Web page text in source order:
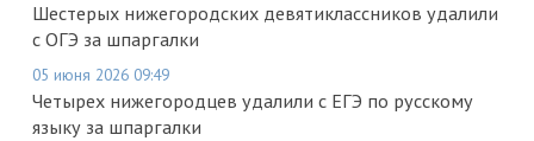
Шестерых нижегородских девятиклассников удалили
с ОГЭ за шпаргалки
05 июня 2026 09:49
Четырех нижегородцев удалили с ЕГЭ по русскому
языку за шпаргалки